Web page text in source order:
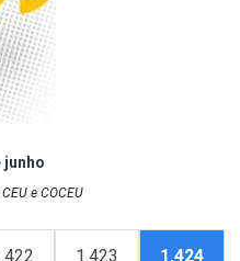
junho
e COCEU
1.423 1.424